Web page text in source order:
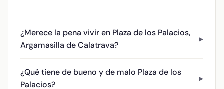
¿Merece la pena vivir en Plaza de los Palacios,
Argamasilla de Calatrava?
¿Qué tiene de bueno y de malo Plaza de los
Palacios?